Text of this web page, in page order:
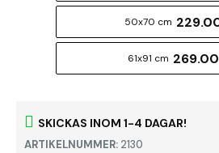
SKICKAS INOM 1-4 DAGAR!
ARTIKELNUMMER: 2130
50x70 cm
61x91 cm